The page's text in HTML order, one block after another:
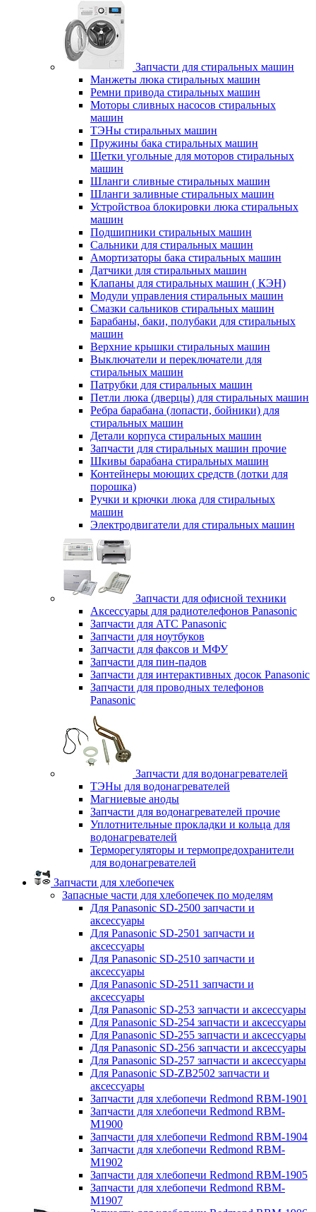
Запчасти для стиральных машин
Манжеты люка стиральных машин
Ремни привода стиральных машин
Моторы сливных насосов стиральных
машин
ТЭНы стиральных машин
Пружины бака стиральных машин
Щетки угольные для моторов стиральных
машин
Шланги сливные стиральных машин
Шланги заливные стиральных машин
Устройствоа блокировки люка стиральных
машин
Подшипники стиральных машин
Сальники для стиральных машин
Амортизаторы бака стиральных машин
Датчики для стиральных машин
Клапаны для стиральных машин ( КЭН)
Модули управления стиральных машин
Смазки сальников стиральных машин
Барабаны, баки, полубаки для стиральных
машин
Верхние крышки стиральных машин
Выключатели и переключатели для
стиральных машин
Патрубки для стиральных машин
Петли люка (дверцы) для стиральных машин
Ребра барабана (лопасти, бойники) для
стиральных машин
Детали корпуса стиральных машин
Запчасти для стиральных машин прочие
Шкивы барабана стиральных машин
Контейнеры моющих средств (лотки для
порошка)
Ручки и крючки люка для стиральных
машин
Электродвигатели для стиральных машин
Запчасти для офисной техники
Аксессуары для радиотелефонов Panasonic
Запчасти для АТС Panasonic
Запчасти для ноутбуков
Запчасти для факсов и МФУ
Запчасти для пин-падов
Запчасти для интерактивных досок Panasonic
Запчасти для проводных телефонов
Panasonic
Запчасти для водонагревателей
ТЭНы для водонагревателей
Магниевые аноды
Запчасти для водонагревателей прочие
Уплотнительные прокладки и кольца для
водонагревателей
Терморегуляторы и термопредохранители
для водонагревателей
Запчасти для хлебопечек
Запасные части для хлебопечек по моделям
Для Panasonic SD-2500 запчасти и
аксессуары
Для Panasonic SD-2501 запчасти и
аксессуары
Для Panasonic SD-2510 запчасти и
аксессуары
Для Panasonic SD-2511 запчасти и
аксессуары
Для Panasonic SD-253 запчасти и аксессуары
Для Panasonic SD-254 запчасти и аксессуары
Для Panasonic SD-255 запчасти и аксессуары
Для Panasonic SD-256 запчасти и аксессуары
Для Panasonic SD-257 запчасти и аксессуары
Для Panasonic SD-ZB2502 запчасти и
аксессуары
Запчасти для хлебопечи Redmond RBM-1901
Запчасти для хлебопечи Redmond RBM-
M1900
Запчасти для хлебопечи Redmond RBM-1904
Запчасти для хлебопечи Redmond RBM-
M1902
Запчасти для хлебопечи Redmond RBM-1905
Запчасти для хлебопечи Redmond RBM-
M1907